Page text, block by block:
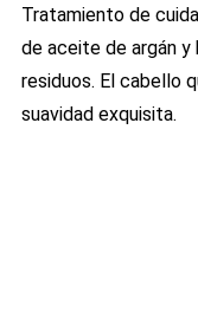
Tratamiento de
de aceite de argán y
residuos. El cabello
suavidad exquisita.